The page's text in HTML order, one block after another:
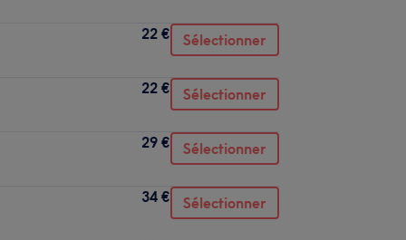
22 € Sélectionner
22 € Sélectionner
29 € Sélectionner
34 € Sélectionner